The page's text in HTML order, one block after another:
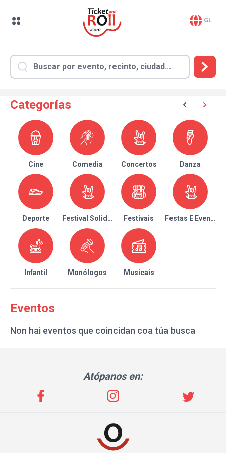
GL
Categorías
Cine Comedia Concertos Danza
Deporte Festival Solidario Festivais Festas E Eventos
Infantil Monólogos Musicais
Eventos
Non hai eventos que coincidan coa túa busca
Atópanos en: